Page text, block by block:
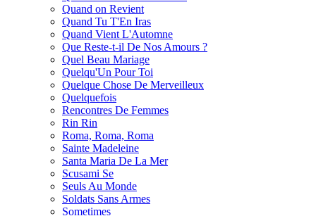
Quand on Revient
Quand Tu T'En Iras
Quand Vient L'Automne
Que Reste-t-il De Nos Amours ?
Quel Beau Mariage
Quelqu'Un Pour Toi
Quelque Chose De Merveilleux
Quelquefois
Rencontres De Femmes
Rin Rin
Roma, Roma, Roma
Sainte Madeleine
Santa Maria De La Mer
Scusami Se
Seuls Au Monde
Soldats Sans Armes
Sometimes